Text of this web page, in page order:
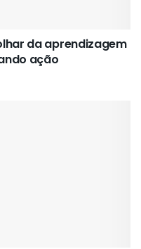
da aprendizagem
ação